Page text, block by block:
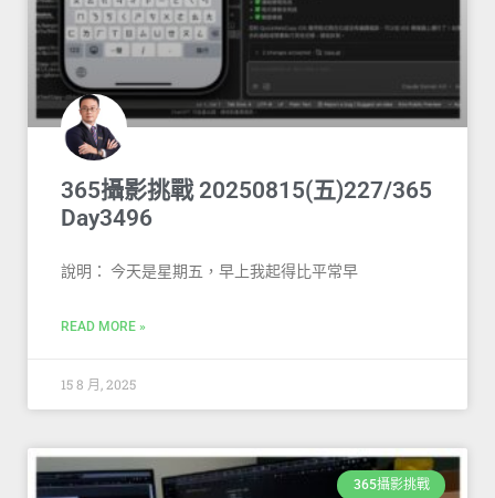
365攝影挑戰 20250815(五)227/365
Day3496
說明： 今天是星期五，早上我起得比平常早
READ MORE »
15 8 月, 2025
365攝影挑戰